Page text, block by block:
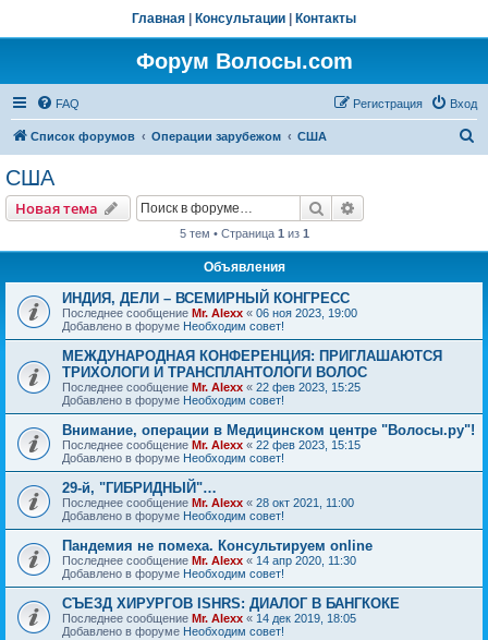
Главная Консультации Контакты
Форум Волосы.com
FAQ Вход
Регистрация
Список форумов Операции зарубежом США
США
Новая тема Поиск
5 тем • Страница 1 из 1
Объявления
ИНДИЯ, ДЕЛИ – ВСЕМИРНЫЙ КОНГРЕСС
Последнее сообщение Mr. Alexx « 06 ноя 2023, 19:00
Добавлено в форуме Необходим совет!
МЕЖДУНАРОДНАЯ КОНФЕРЕНЦИЯ: ПРИГЛАШАЮТСЯ
ТРИХОЛОГИ И ТРАНСПЛАНТОЛОГИ ВОЛОС
Последнее сообщение Mr. Alexx « 22 фев 2023, 15:25
Добавлено в форуме Необходим совет!
Внимание, операции в Медицинском центре "Волосы.ру"!
Последнее сообщение Mr. Alexx « 22 фев 2023, 15:15
Добавлено в форуме Необходим совет!
29-й, "ГИБРИДНЫЙ"…
Последнее сообщение Mr. Alexx « 28 окт 2021, 11:00
Добавлено в форуме Необходим совет!
Пандемия не помеха. Консультируем online
Последнее сообщение Mr. Alexx « 14 апр 2020, 11:30
Добавлено в форуме Необходим совет!
СЪЕЗД ХИРУРГОВ ISHRS: ДИАЛОГ В БАНГКОКЕ
Последнее сообщение Mr. Alexx « 14 дек 2019, 18:05
Добавлено в форуме Необходим совет!